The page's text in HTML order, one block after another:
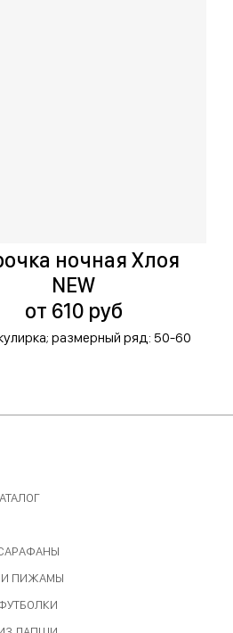
ночная Хлоя
NEW
от 610 руб
размерный ряд: 50-60
ПИЖАМЫ